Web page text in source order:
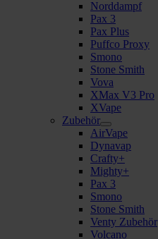
Norddampf
Pax 3
Pax Plus
Puffco Proxy
Smono
Stone Smith
Vova
XMax V3 Pro
XVape
Zubehör
AirVape
Dynavap
Crafty+
Mighty+
Pax 3
Smono
Stone Smith
Venty Zubehör
Volcano